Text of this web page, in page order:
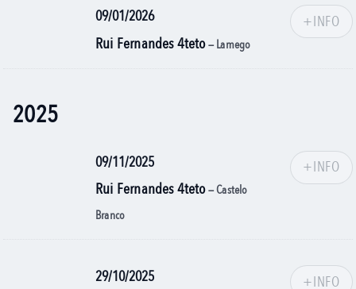
09/01/2026
Rui Fernandes 4teto— Lamego
+INFO
2025
09/11/2025
Rui Fernandes 4teto— Castelo
Branco
+INFO
29/10/2025 +INFO